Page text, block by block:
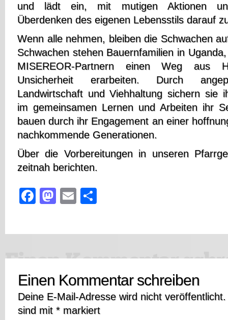
und lädt ein, mit mutigen Aktionen
Überdenken des eigenen Lebensstils darauf
Wenn alle nehmen, bleiben die Schwachen
Schwachen stehen Bauernfamilien in
MISEREOR-Partnern einen Weg aus
Unsicherheit erarbeiten. Durch
Landwirtschaft und Viehhaltung sichern sie
im gemeinsamen Lernen und Arbeiten ihr
bauen durch ihr Engagement an einer
nachkommende Generationen.
Über die Vorbereitungen in unseren
zeitnah berichten.
Facebook
Mastodon
Email
Einen Kommentar schreiben
Deine E-Mail-Adresse wird nicht veröffentlicht.
sind mit * markiert